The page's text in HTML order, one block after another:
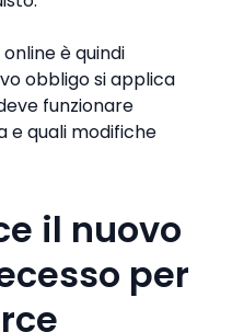
è quindi
obbligo si applica
funzionare
e quali modifiche
il nuovo
per